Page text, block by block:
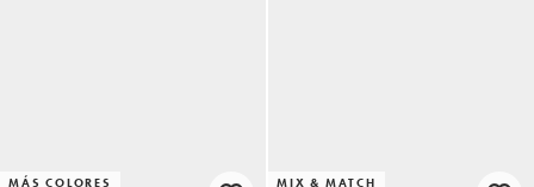
MÁS COLORES MIX & MATCH